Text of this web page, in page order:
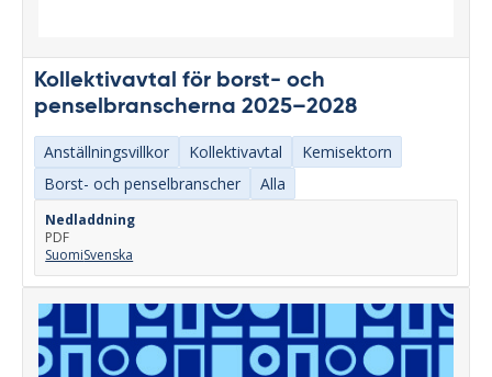
Kollektivavtal för borst- och
penselbranscherna 2025–2028
Anställningsvillkor Kollektivavtal
Kemisektorn
Borst- och penselbranscher
Alla
Nedladdning
PDF
SuomiSvenska